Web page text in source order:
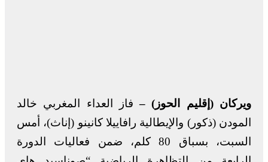
ويركان (إقليم الحوز) –فاز العداء المغربي خالد
المودن (ذكور) والإيطالية رافاييلا كانينو (إناث)، أمس
السبت، بسباق 80 كلم، ضمن فعاليات الدورة